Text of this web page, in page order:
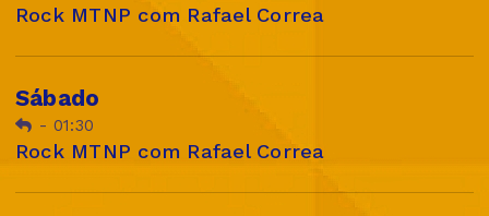
Rock MTNP com Rafael Correa
Sábado
- 01:30
Rock MTNP com Rafael Correa